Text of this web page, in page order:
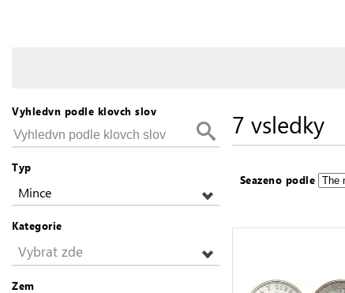
Vyhledvn podle klovch slov
Typ
Mince
Kategorie
Vybrat zde
Zem
7 vsledky
Seazeno podle